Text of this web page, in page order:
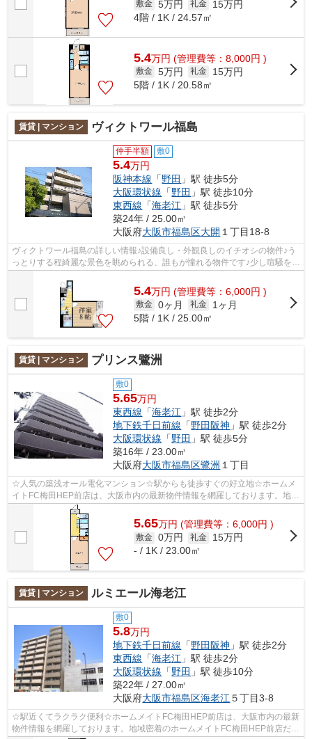
敷金 5万円 礼金
15万円
4階 / 1K / 24.57㎡
5.4万円 (管理費等：8,000円 )
敷金 5万円 礼金
15万円
5階 / 1K / 20.58㎡
賃貸 | マンション ヴィクトワール福島
仲手半額 敷0
5.4万円
阪神本線 「野田 」駅 徒歩5分
大阪環状線 「野田 」駅 徒歩10分
東西線 「海老江 」駅 徒歩5分
築24年 / 25.00㎡
大阪府大阪市福島区大開 １丁目18-8
ヴィクトワール福島の詳しい情報♪設備良し・外観良しのイチオシの物件♪う
っとりする程綺麗な景色を眺められる、誰もが憧れる物件です♪少し喧騒を離
5.4万円 (管理費等：6,000円 )
敷金 0ヶ月 礼金
1ヶ月
5階 / 1K / 25.00㎡
賃貸 | マンション プリンス鷺洲
敷0
5.65万円
東西線 「海老江 」駅 徒歩2分
地下鉄千日前線 「野田阪神 」駅 徒歩2分
大阪環状線 「野田 」駅 徒歩5分
築16年 / 23.00㎡
大阪府大阪市福島区鷺洲 １丁目
☆人気の築浅オール電化マンション☆駅からも徒歩すぐの好立地☆ホームメ
イトFC梅田HEP前店は、大阪市内の最新物件情報を網羅しております。地域
密着のホームメイトFC梅田HEP前店だからで...
5.65万円 (管理費等：6,000円 )
敷金 0万円 礼金
15万円
- / 1K / 23.00㎡
賃貸 | マンション ルミエール海老江
敷0
5.8万円
地下鉄千日前線 「野田阪神 」駅 徒歩2分
東西線 「海老江 」駅 徒歩2分
大阪環状線 「野田 」駅 徒歩10分
築22年 / 27.00㎡
大阪府大阪市福島区海老江 ５丁目3-8
☆駅近くてラクラク便利☆ホームメイトFC梅田HEP前店は、大阪市内の最新
物件情報を網羅しております。地域密着のホームメイトFC梅田HEP前店だか